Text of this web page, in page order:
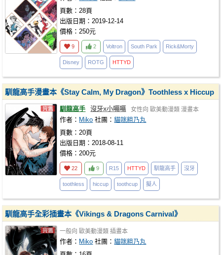
頁數：28頁
出版日期：2019-12-14
價格：250元
9 2 Voltron South Park Rick&Morty
Disney ROTG HTTYD
馴龍高手漫畫本《Stay Calm, My Dragon》Toothless x Hiccup
馴龍高手 沒牙x小嗝嗝 女性向 歐美動漫類 漫畫本
作者： Miko 社團：貓咪粗乃丸
頁數：20頁
出版日期：2018-08-11
價格：200元
22 9 R15 HTTYD 馴龍高手 沒牙
toothless hiccup toothcup 擬人
馴龍高手全彩插畫本《Vikings & Dragons Carnival》
一般向 歐美動漫類 插畫本
作者： Miko 社團：貓咪粗乃丸